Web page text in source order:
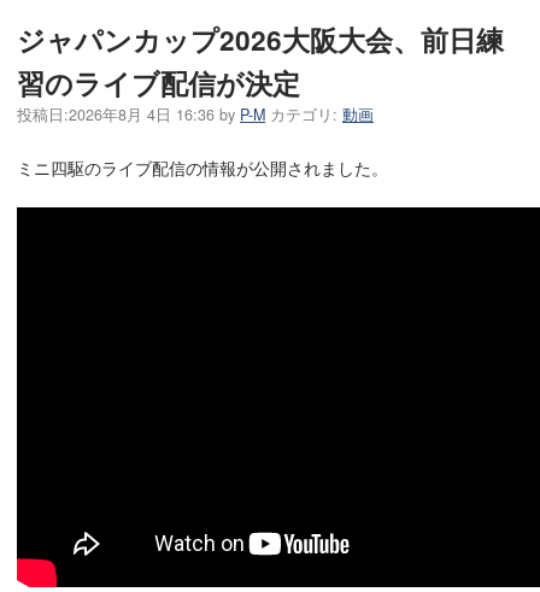
ジャパンカップ2026大阪大会、前日練
習のライブ配信が決定
投稿日:2026年8月 4日 16:36 by P-M カテゴリ: 動画
ミニ四駆のライブ配信の情報が公開されました。